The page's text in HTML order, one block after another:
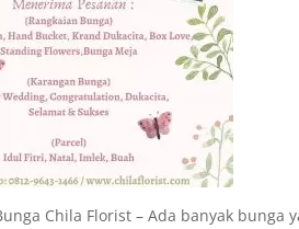
Chila Florist – Ada banyak bunga